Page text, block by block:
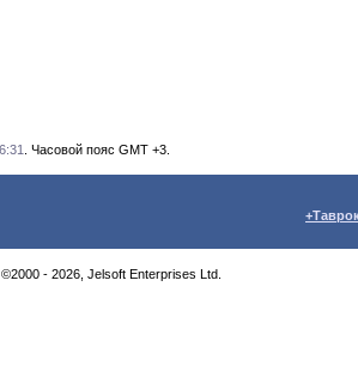
. Часовой пояс GMT +3.
- 2026, Jelsoft Enterprises Ltd.